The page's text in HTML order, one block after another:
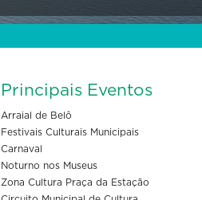
Principais Eventos
Arraial de Belô
Festivais Culturais Municipais
Carnaval
Noturno nos Museus
Zona Cultura Praça da Estação